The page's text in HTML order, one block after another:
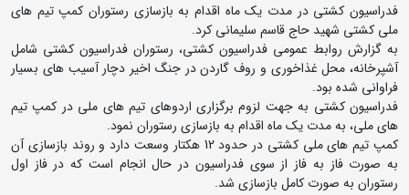
فدراسیون کشتی در مدت یک ماه اقدام به بازسازی رستوران کمپ تیم های
ملی کشتی شهید حاج قاسم سلیمانی کرد.
به گزارش روابط عمومی فدراسیون کشتی، رستوران فدراسیون کشتی شامل
آشپرخانه، محل غذاخوری و روف گاردن در جنگ اخیر دچار آسیب های بسیار
فراوانی شده بود.
فدراسیون کشتی به جهت لزوم برگزاری اردوهای تیم های ملی در کمپ تیم
های ملی، به مدت یک ماه اقدام به بازسازی رستوران نمود.
کمپ تیم های ملی کشتی در حدود 12 هکتار وسعت دارد و روند بازسازی آن
به صورت فاز به فاز از سوی فدراسیون در حال انجام است که در فاز اول
رستوران به صورت کامل بازسازی شد.